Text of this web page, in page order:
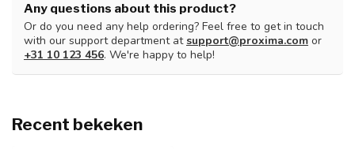
Any questions about this product?
Or do you need any help ordering? Feel free to get in touch
with our support department atsupport@proxima.com or
+31 10 123 456. We're happy to help!
Recent bekeken